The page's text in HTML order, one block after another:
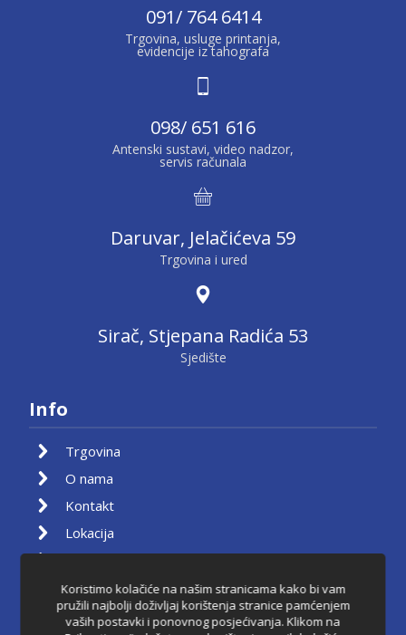
091/ 764 6414
Trgovina, usluge printanja,
evidencije iz tahografa
098/ 651 616
Antenski sustavi, video nadzor,
servis računala
Daruvar, Jelačićeva 59
Trgovina i ured
Sirač, Stjepana Radića 53
Sjedište
Info
Trgovina
O nama
Kontakt
Lokacija
Košarica
Pravila privatnosti
Koristimo kolačiće na našim stranicama kako bi vam
pružili najbolji doživljaj korištenja stranice pamćenjem
vaših postavki i ponovnog posjećivanja. Klikom na